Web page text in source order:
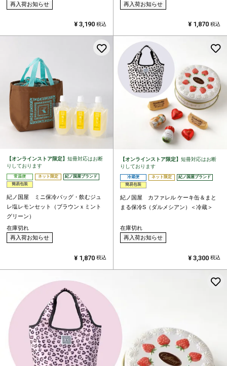
再入荷お知らせ
¥ 3,190 税込
再入荷お知らせ
¥ 1,870 税込
【オンラインストア限定】 短冊対応はお断
りしております
常温便 ネット限定
紀ノ国屋ブランド
簡易包装
紀ノ国屋 ミニ保冷バッグ・飲むジュ
レ塩レモンセット（ブラウンｘミント
グリーン）
在庫切れ
再入荷お知らせ
お気に入りに登録する
¥ 1,870 税込
【オンラインストア限定】 短冊対応はお断
りしております
冷蔵便 ネット限定
紀ノ国屋ブランド
簡易包装
紀ノ国屋 カファレル ケーキ缶＆まと
まる保冷S（ダルメシアン）＜冷蔵＞
在庫切れ
再入荷お知らせ
¥ 3,300 税込